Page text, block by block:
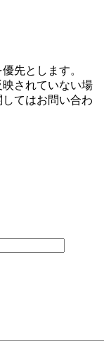
先とします。
されていない場
てはお問い合わ